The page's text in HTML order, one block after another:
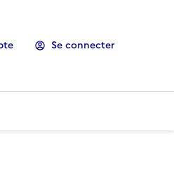
Se connecter